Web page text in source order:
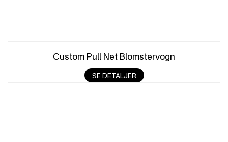
Custom Pull Net Blomstervogn
SE DETALJER